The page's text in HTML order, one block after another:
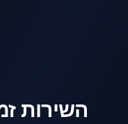
השירות